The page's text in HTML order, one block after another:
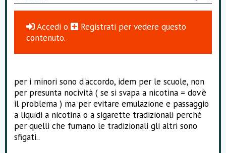
o
n
Accedi o Registrati per vedere questo
contenuto.
per i minori sono d'accordo, idem per le scuole, non
per presunta nocività ( se si svapa a nicotina = dov'è
il problema ) ma per evitare emulazione e passaggio
a liquidi a nicotina o a sigarette tradizionali perchè
per quelli che fumano le tradizionali gli altri sono
sfigati..